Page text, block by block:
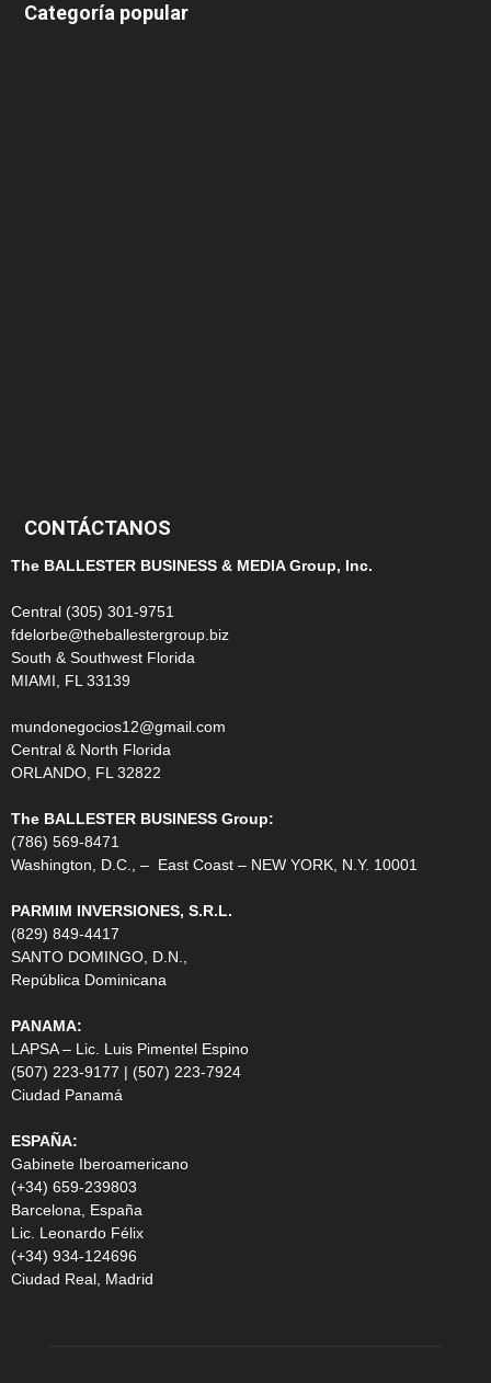
Categoría popular
CONTÁCTANOS
The BALLESTER BUSINESS & MEDIA Group, Inc.
Central (305) 301-9751
fdelorbe@theballestergroup.biz
South & Southwest Florida
MIAMI, FL 33139
mundonegocios12@gmail.com
Central & North Florida
ORLANDO, FL 32822
The BALLESTER BUSINESS Group:
(786) 569-8471
Washington, D.C., – East Coast – NEW YORK, N.Y. 10001
PARMIM INVERSIONES, S.R.L.
(829) 849-4417
SANTO DOMINGO, D.N.,
República Dominicana
PANAMA:
LAPSA – Lic. Luis Pimentel Espino
(507) 223-9177 | (507) 223-7924
Ciudad Panamá
ESPAÑA:
Gabinete Iberoamericano
(+34) 659-239803
Barcelona, España
Lic. Leonardo Félix
(+34) 934-124696
Ciudad Real, Madrid